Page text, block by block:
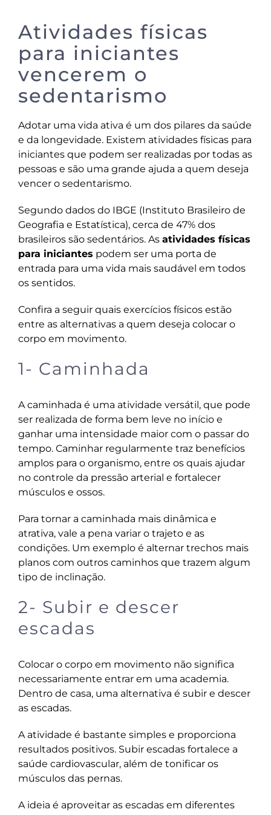
Atividades físicas
para iniciantes
vencerem o
sedentarismo
Adotar uma vida ativa é um dos pilares da saúde
e da longevidade. Existem atividades físicas para
iniciantes que podem ser realizadas por todas as
pessoas e são uma grande ajuda a quem deseja
vencer o sedentarismo.
Segundo dados do IBGE (Instituto Brasileiro de
Geografia e Estatística), cerca de 47% dos
brasileiros são sedentários. As atividades físicas
para iniciantes podem ser uma porta de
entrada para uma vida mais saudável em todos
os sentidos.
Confira a seguir quais exercícios físicos estão
entre as alternativas a quem deseja colocar o
corpo em movimento.
1- Caminhada
A caminhada é uma atividade versátil, que pode
ser realizada de forma bem leve no início e
ganhar uma intensidade maior com o passar do
tempo. Caminhar regularmente traz benefícios
amplos para o organismo, entre os quais ajudar
no controle da pressão arterial e fortalecer
músculos e ossos.
Para tornar a caminhada mais dinâmica e
atrativa, vale a pena variar o trajeto e as
condições. Um exemplo é alternar trechos mais
planos com outros caminhos que trazem algum
tipo de inclinação.
2- Subir e descer
escadas
Colocar o corpo em movimento não significa
necessariamente entrar em uma academia.
Dentro de casa, uma alternativa é subir e descer
as escadas.
A atividade é bastante simples e proporciona
resultados positivos. Subir escadas fortalece a
saúde cardiovascular, além de tonificar os
músculos das pernas.
A ideia é aproveitar as escadas em diferentes